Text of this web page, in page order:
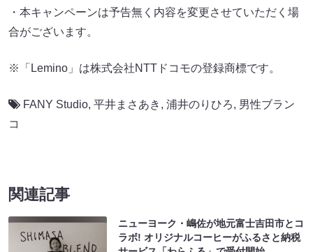
・本キャンペーンは予告無く内容を変更させていただく場
合がございます。
※「Lemino」は株式会社NTTドコモの登録商標です。
FANY Studio, 平井まさあき , 浦井のりひろ, 男性ブラン
コ
関連記事
ニューヨーク・嶋佐が地元富士吉田市とコ
ラボ! オリジナルコーヒーがふるさと納税